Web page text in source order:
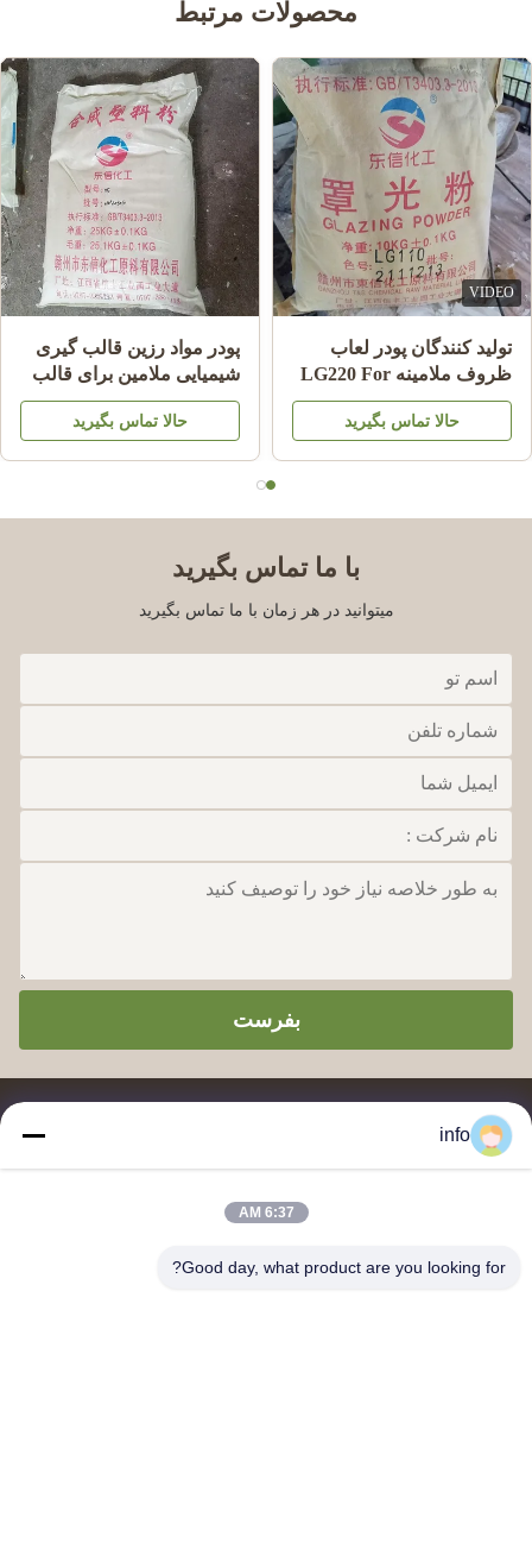
محصولات مرتبط
VIDEO
تولید کنندگان پودر لعاب
ظروف ملامینه LG220 For
Shining Plate Melamine
حالا تماس بگیرید
پودر مواد رزین قالب گیری
شیمیایی ملامین برای قالب
گیری ظروف ملامینه A5
حالا تماس بگیرید
با ما تماس بگیرید
میتوانید در هر زمان با ما تماس بگیرید
بفرست
ملامین، ترکیب قالب سازی اوره، پودر شیشه، ظروف میز ملامین،
info
6:37 AM
Good day, what product are you looking for?